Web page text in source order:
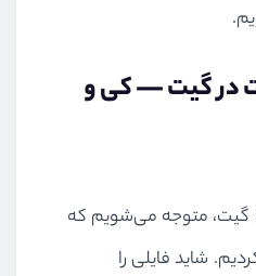
در گیت — کی و
گیت، متوجه می‌شویم که
شاید فایلی را